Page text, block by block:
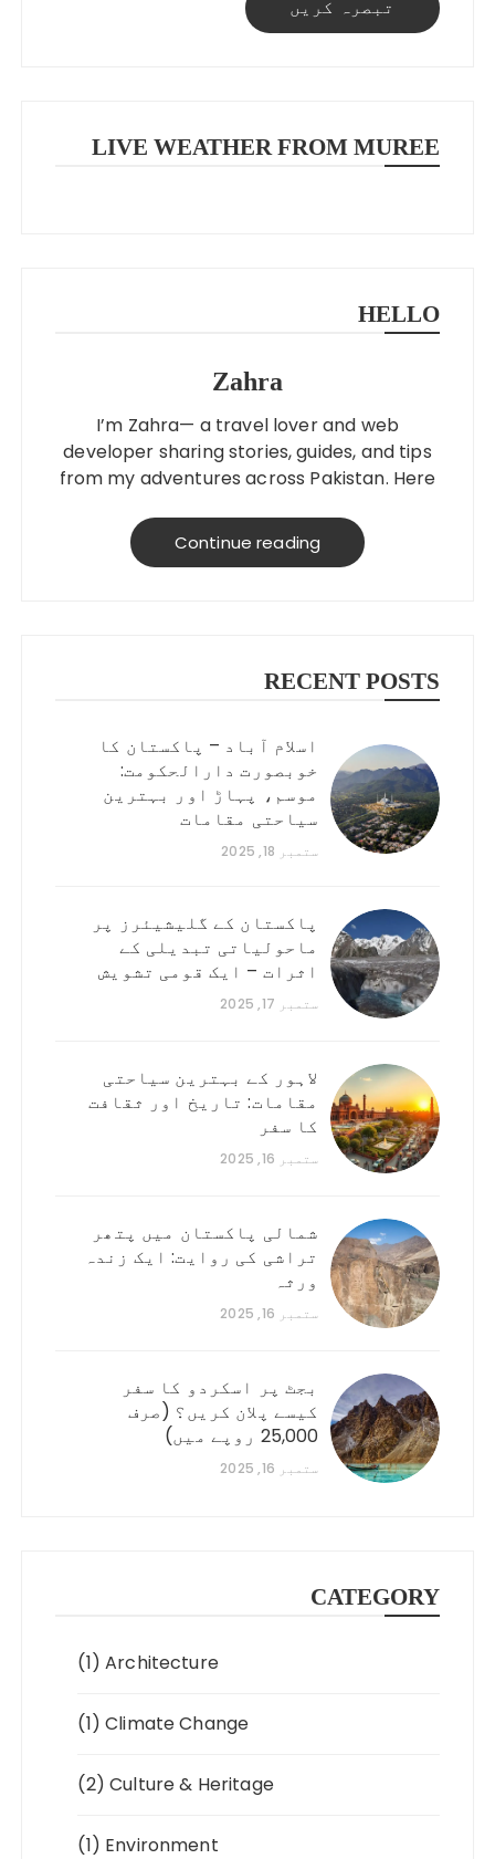
LIVE WEATHER FROM MUREE
HELLO
Zahra
I’m Zahra— a travel lover and web
developer sharing stories, guides, and tips
from my adventures across Pakistan. Here
on a budget!
Continue reading
RECENT POSTS
اسلام آباد – پاکستان کا
خوبصورت دارالحکومت:
موسم، پہاڑ اور بہترین
سیاحتی مقامات
ستمبر 18, 2025
پاکستان کے گلیشیئرز پر
ماحولیاتی تبدیلی کے
اثرات – ایک قومی تشویش
ستمبر 17, 2025
لاہور کے بہترین سیاحتی
مقامات: تاریخ اور ثقافت
کا سفر
ستمبر 16, 2025
شمالی پاکستان میں پتھر
تراشی کی روایت: ایک زندہ
ورثہ
ستمبر 16, 2025
بجٹ پر اسکردو کا سفر
کیسے پلان کریں؟ (صرف
25,000 روپے میں)
ستمبر 16, 2025
CATEGORY
Architecture
(1)
Climate Change
(1)
Culture & Heritage
(2)
Environment
(1)